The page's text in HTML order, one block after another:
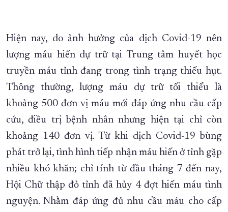
Hiện nay, do ảnh hưởng của dịch Covid-19 nên
lượng máu hiến dự trữ tại Trung tâm huyết học
truyền máu tỉnh đang trong tình trạng thiếu hụt.
Thông thường, lượng máu dự trữ tối thiểu là
khoảng 500 đơn vị máu mới đáp ứng nhu cầu cấp
cứu, điều trị bệnh nhân nhưng hiện tại chỉ còn
khoảng 140 đơn vị. Từ khi dịch Covid-19 bùng
phát trở lại, tình hình tiếp nhận máu hiến ở tỉnh gặp
nhiều khó khăn; chỉ tính từ đầu tháng 7 đến nay,
Hội Chữ thập đỏ tỉnh đã hủy 4 đợt hiến máu tình
nguyện. Nhằm đáp ứng đủ nhu cầu máu cho cấp